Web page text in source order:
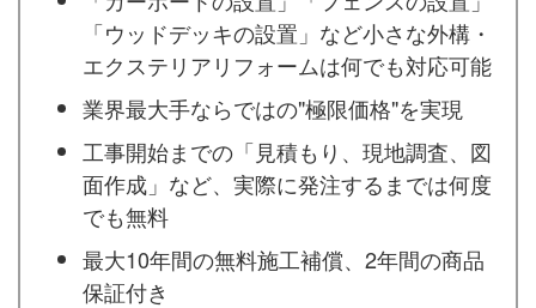
「ウッドデッキの設置」など小さな外構・
エクステリアリフォームは何でも対応可能
業界最大手ならではの"極限価格"を実現
工事開始までの「見積もり、現地調査、図
面作成」など、実際に発注するまでは何度
でも無料
最大10年間の無料施工補償、2年間の商品
保証付き